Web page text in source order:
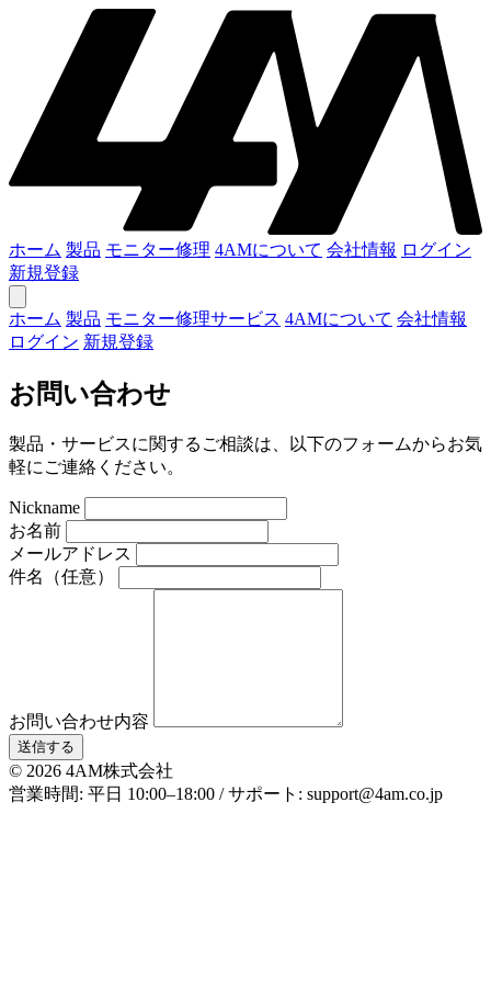
ホーム 製品 モニター修理 4AMについて 会社情報 ログイン
新規登録
ホーム 製品 モニター修理サービス 4AMについて 会社情報
ログイン 新規登録
お問い合わせ
製品・サービスに関するご相談は、以下のフォームからお気
軽にご連絡ください。
Nickname
お名前
メールアドレス
件名（任意）
お問い合わせ内容
© 2026 4AM株式会社
営業時間: 平日 10:00–18:00 / サポート: support@4am.co.jp